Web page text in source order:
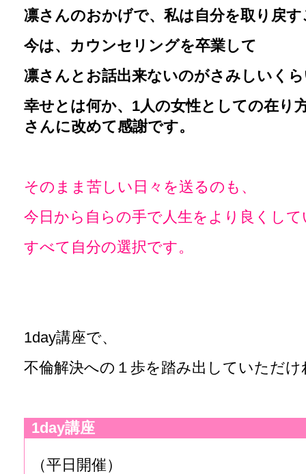
凛さんのおかげで、私は自分を取り戻
今は、カウンセリングを卒業して
凛さんとお話出来ないのがさみしいく
幸せとは何か、1人の女性としての在り
さんに改めて感謝です。
そのまま苦しい日々を送るのも、
今日から自らの手で人生をより良くし
すべて自分の選択です。
1day講座で、
不倫解決への１歩を踏み出していただ
1day講座
（平日開催）